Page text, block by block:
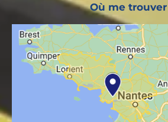
Où me trouver